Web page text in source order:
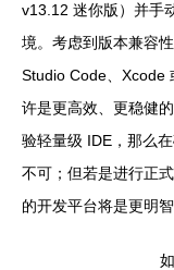
v13.12 迷你版）并手
境。考虑到版本兼容
Studio Code、Xcode
许是更高效、更稳健
验轻量级 IDE，那么
不可；但若是进行正
的开发平台将是更明智